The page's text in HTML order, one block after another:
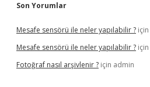
Son Yorumlar
Mesafe sensörü ile neler yapılabilir ? için
Mesafe sensörü ile neler yapılabilir ? için
Fotoğraf nasıl arşivlenir ? için admin